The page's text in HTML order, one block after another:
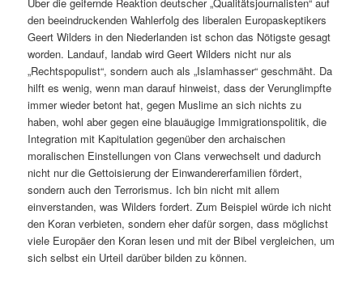
den beeindruckenden Wahlerfolg des liberalen Europaskeptikers
Geert Wilders in den Niederlanden ist schon das Nötigste gesagt
worden. Landauf, landab wird Geert Wilders nicht nur als
„Rechtspopulist“, sondern auch als „Islamhasser“ geschmäht. Da
hilft es wenig, wenn man darauf hinweist, dass der Verunglimpfte
immer wieder betont hat, gegen Muslime an sich nichts zu
haben, wohl aber gegen eine blauäugige Immigrationspolitik, die
Integration mit Kapitulation gegenüber den archaischen
moralischen Einstellungen von Clans verwechselt und dadurch
nicht nur die Gettoisierung der Einwandererfamilien fördert,
sondern auch den Terrorismus. Ich bin nicht mit allem
einverstanden, was Wilders fordert. Zum Beispiel würde ich nicht
den Koran verbieten, sondern eher dafür sorgen, dass möglichst
viele Europäer den Koran lesen und mit der Bibel vergleichen, um
sich selbst ein Urteil darüber bilden zu können.